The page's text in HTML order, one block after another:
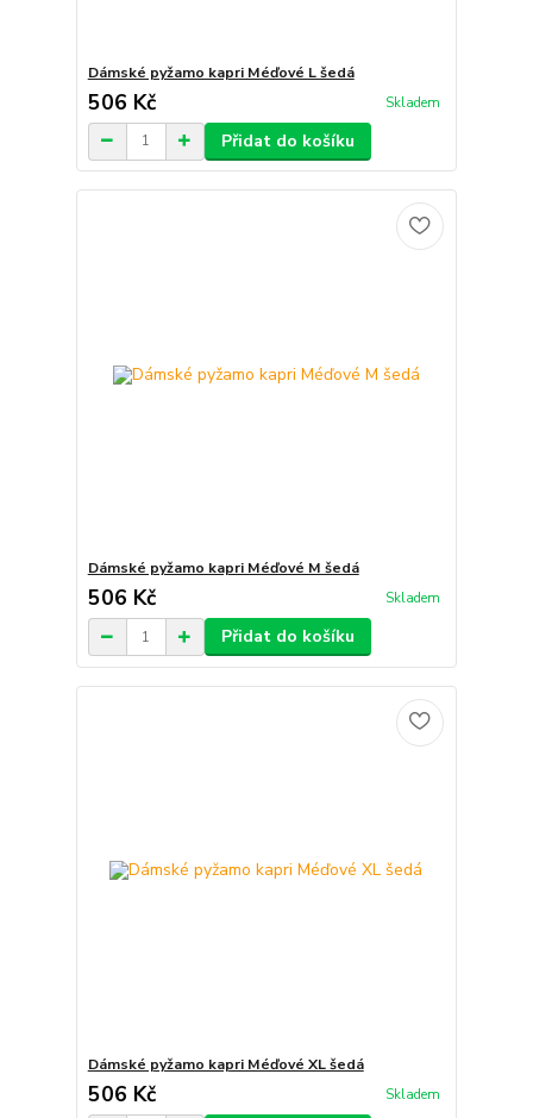
Dámské pyžamo kapri Méďové L šedá
506 Kč Skladem
Přidat do košíku
Dámské pyžamo kapri Méďové M šedá
506 Kč Skladem
Přidat do košíku
Dámské pyžamo kapri Méďové XL šedá
506 Kč Skladem